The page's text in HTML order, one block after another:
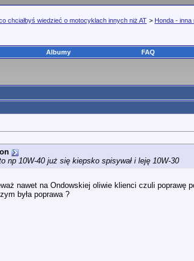
chciałbyś wiedzieć o motocyklach innych niż AT > Honda - inna
Albumy FAQ
np 10W-40 już się kiepsko spisywał i leję 10W-30
nawet na Ondowskiej oliwie klienci czuli
była poprawa ?